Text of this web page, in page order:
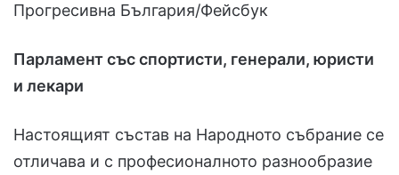
Прогресивна България/Фейсбук
Парламент със спортисти, генерали, юристи
и лекари
Настоящият състав на Народното събрание се
отличава и с професионалното разнообразие